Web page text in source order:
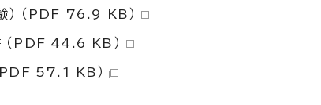
） （PDF 76.9 KB）
（PDF 44.6 KB）
PDF 57.1 KB）